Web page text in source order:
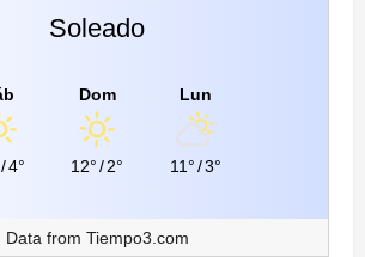
Soleado
/4°
Dom
12°/2°
Lun
11°/3°
Data from Tiempo3.com